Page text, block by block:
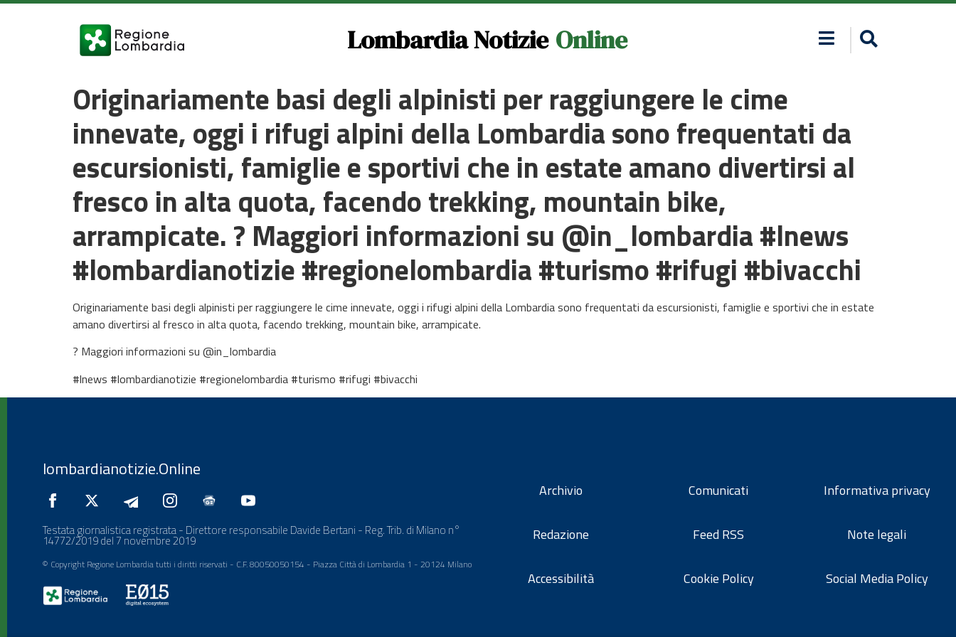
Lombardia Notizie Online
Originariamente basi degli alpinisti per raggiungere le cime
innevate, oggi i rifugi alpini della Lombardia sono frequentati da
escursionisti, famiglie e sportivi che in estate amano divertirsi al
fresco in alta quota, facendo trekking, mountain bike,
arrampicate. ? Maggiori informazioni su @in_lombardia #lnews
#lombardianotizie #regionelombardia #turismo #rifugi #bivacchi
Originariamente basi degli alpinisti per raggiungere le cime innevate, oggi i rifugi alpini della Lombardia sono frequentati da escursionisti, famiglie e sportivi che in estate
amano divertirsi al fresco in alta quota, facendo trekking, mountain bike, arrampicate.
? Maggiori informazioni su @in_lombardia
#lnews #lombardianotizie #regionelombardia #turismo #rifugi #bivacchi
lombardianotizie.Online
Testata giornalistica registrata - Direttore responsabile Davide Bertani - Reg. Trib. di Milano n°
14772/2019 del 7 novembre 2019
© Copyright Regione Lombardia tutti i diritti riservati - C.F. 80050050154 - Piazza Città di Lombardia 1 - 20124 Milano
Archivio
Redazione
Accessibilità
Comunicati
Feed RSS
Cookie Policy
Informativa privacy
Note legali
Social Media Policy